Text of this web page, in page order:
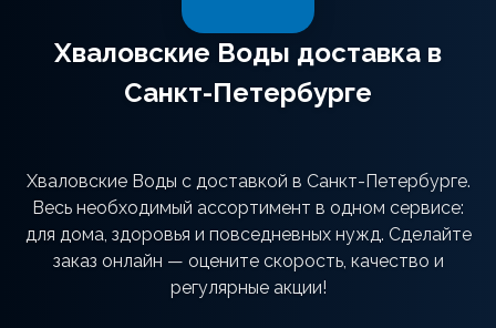
Хваловские Воды доставка в
Санкт-Петербурге
Хваловские Воды с доставкой в Санкт-Петербурге.
Весь необходимый ассортимент в одном сервисе:
для дома, здоровья и повседневных нужд. Сделайте
заказ онлайн — оцените скорость, качество и
регулярные акции!